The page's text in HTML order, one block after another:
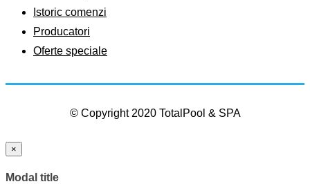
Istoric comenzi
Producatori
Oferte speciale
© Copyright 2020 TotalPool & SPA
×
Modal title